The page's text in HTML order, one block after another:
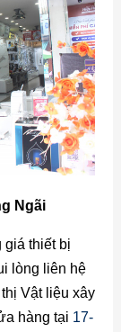
Ngãi
giá thiết bị
lòng liên hệ
Vật liệu xây
hàng tại 17-